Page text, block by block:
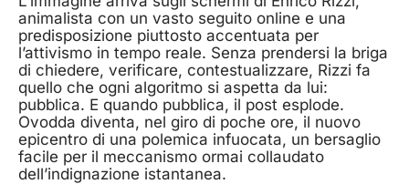
animalista con un vasto seguito online e una
predisposizione piuttosto accentuata per
l’attivismo in tempo reale. Senza prendersi la briga
di chiedere, verificare, contestualizzare, Rizzi fa
quello che ogni algoritmo si aspetta da lui:
pubblica. E quando pubblica, il post esplode.
Ovodda diventa, nel giro di poche ore, il nuovo
epicentro di una polemica infuocata, un bersaglio
facile per il meccanismo ormai collaudato
dell’indignazione istantanea.